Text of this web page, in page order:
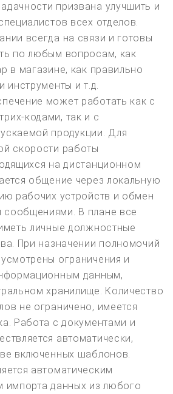
призвана улучшить и
всех отделов.
всегда на связи и готовы
по любым вопросам, как
в магазине, как правильно
инструменты и т.д.
может работать как с
кодами, так и с
продукции. Для
скорости работы
на дистанционном
общение через локальную
рабочих устройств и обмен
В плане все
личные должностные
При назначении полномочий
ограничения и
данным,
хранилище. Количество
не ограничено, имеется
Работа с документами и
автоматически,
включенных шаблонов.
автоматическим
импорта данных из любого